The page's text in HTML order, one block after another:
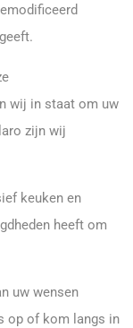
wij in staat om uw
zijn wij
keuken en
heeft om
uw wensen
op of kom langs in